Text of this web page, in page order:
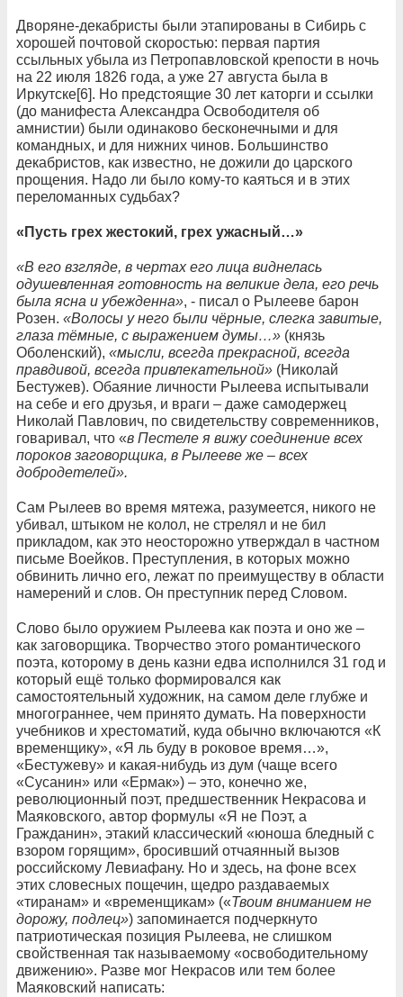
Дворяне-декабристы были этапированы в Сибирь с
хорошей почтовой скоростью: первая партия
ссыльных убыла из Петропавловской крепости в ночь
на 22 июля 1826 года, а уже 27 августа была в
Иркутске[6]. Но предстоящие 30 лет каторги и ссылки
(до манифеста Александра Освободителя об
амнистии) были одинаково бесконечными и для
командных, и для нижних чинов. Большинство
декабристов, как известно, не дожили до царского
прощения. Надо ли было кому-то каяться и в этих
переломанных судьбах?
«Пусть грех жестокий, грех ужасный…»
«В его взгляде, в чертах его лица виднелась
одушевленная готовность на великие дела, его речь
была ясна и убежденна», - писал о Рылееве барон
Розен. «Волосы у него были чёрные, слегка завитые,
глаза тёмные, с выражением думы…» (князь
Оболенский), «мысли, всегда прекрасной, всегда
правдивой, всегда привлекательной» (Николай
Бестужев). Обаяние личности Рылеева испытывали
на себе и его друзья, и враги – даже самодержец
Николай Павлович, по свидетельству современников,
говаривал, что «в Пестеле я вижу соединение всех
пороков заговорщика, в Рылееве же – всех
добродетелей».
Сам Рылеев во время мятежа, разумеется, никого не
убивал, штыком не колол, не стрелял и не бил
прикладом, как это неосторожно утверждал в частном
письме Воейков. Преступления, в которых можно
обвинить лично его, лежат по преимуществу в области
намерений и слов. Он преступник перед Словом.
Слово было оружием Рылеева как поэта и оно же –
как заговорщика. Творчество этого романтического
поэта, которому в день казни едва исполнился 31 год и
который ещё только формировался как
самостоятельный художник, на самом деле глубже и
многограннее, чем принято думать. На поверхности
учебников и хрестоматий, куда обычно включаются «К
временщику», «Я ль буду в роковое время…»,
«Бестужеву» и какая-нибудь из дум (чаще всего
«Сусанин» или «Ермак») – это, конечно же,
революционный поэт, предшественник Некрасова и
Маяковского, автор формулы «Я не Поэт, а
Гражданин», этакий классический «юноша бледный с
взором горящим», бросивший отчаянный вызов
российскому Левиафану. Но и здесь, на фоне всех
этих словесных пощечин, щедро раздаваемых
«тиранам» и «временщикам» («Твоим вниманием не
дорожу, подлец») запоминается подчеркнуто
патриотическая позиция Рылеева, не слишком
свойственная так называемому «освободительному
движению». Разве мог Некрасов или тем более
Маяковский написать: